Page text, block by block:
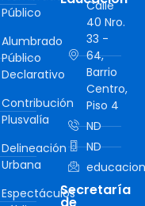
Público
Alumbrado
Público
Declarativo
Contribución
Plusvalía
Delineación
Urbana
Espectáculos
Calle
40 Nro.
33 -
64,
Barrio
Centro,
Piso 4
ND
ND
Secretaría